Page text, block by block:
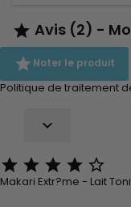
 Avis (2) -
Noter le produit
Politique de traitement

    
Makari Extr?me - Lait